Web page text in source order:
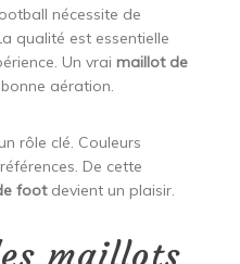
nécessite de
qualité est essentielle
Un vrai maillot de
aération.
rôle clé. Couleurs
De cette
footdevient un plaisir.